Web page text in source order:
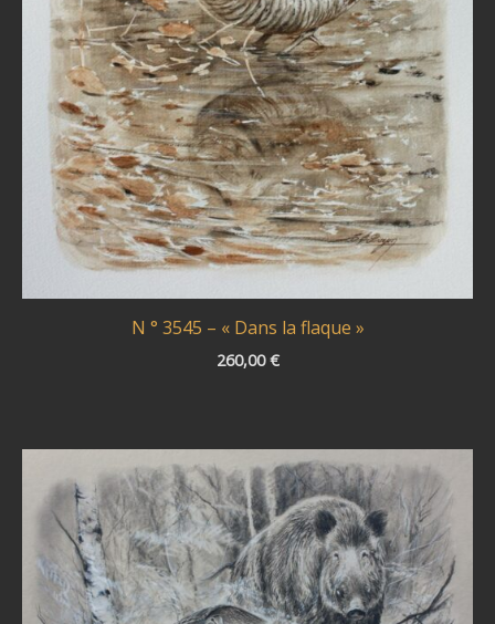
N ° 3545 – « Dans la flaque »
260,00€